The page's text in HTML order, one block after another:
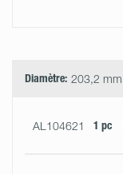
Diamètre: 203,2 mm
AL104621 1 pc